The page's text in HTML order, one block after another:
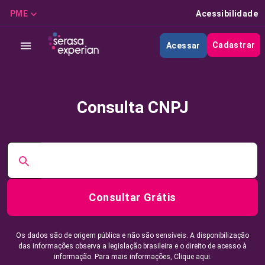
PME Acessibilidade
Acessar Cadastrar
Consulta CNPJ
Consultar Grátis
Os dados são de origem pública e não são sensíveis. A disponibilização
das informações observa a legislação brasileira e o direito de acesso à
informação. Para mais informações, Clique aqui.